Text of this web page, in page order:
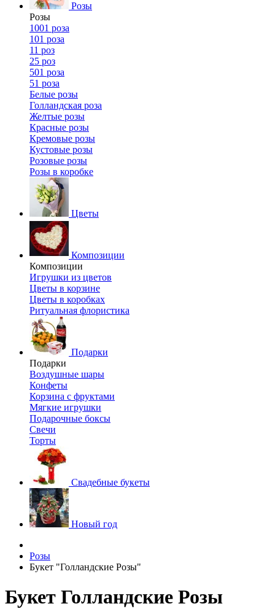
Розы
Розы
1001 роза
101 роза
11 роз
25 роз
501 роза
51 роза
Белые розы
Голландская роза
Желтые розы
Красные розы
Кремовые розы
Кустовые розы
Розовые розы
Розы в коробке
Цветы
Композиции
Композиции
Игрушки из цветов
Цветы в корзине
Цветы в коробках
Ритуальная флористика
Подарки
Подарки
Воздушные шары
Конфеты
Корзина с фруктами
Мягкие игрушки
Подарочные боксы
Свечи
Торты
Свадебные букеты
Новый год
Розы
Букет "Голландские Розы"
Букет Голландские Розы